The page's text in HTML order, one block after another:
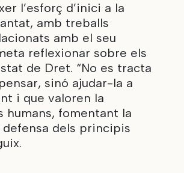
l’esforç d’inici a la
amb treballs
amb el seu
reflexionar sobre els
de Dret. “No es tracta
sinó ajudar-la a
i que valoren la
fomentant la
dels principis